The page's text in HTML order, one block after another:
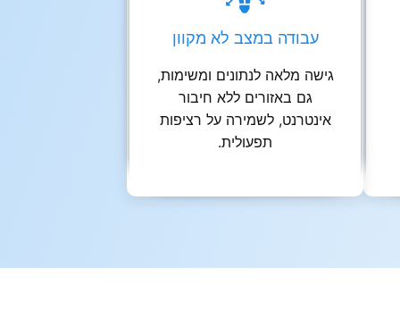
עבודה במצב לא מקוון
גישה מלאה לנתונים ומשימות,
גם באזורים ללא חיבור
אינטרנט, לשמירה על רציפות
תפעולית.